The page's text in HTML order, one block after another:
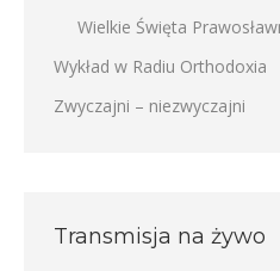
Wielkie Święta
Wykład w Radiu Orthodoxia
Zwyczajni – niezwyczajni
Transmisja na żywo